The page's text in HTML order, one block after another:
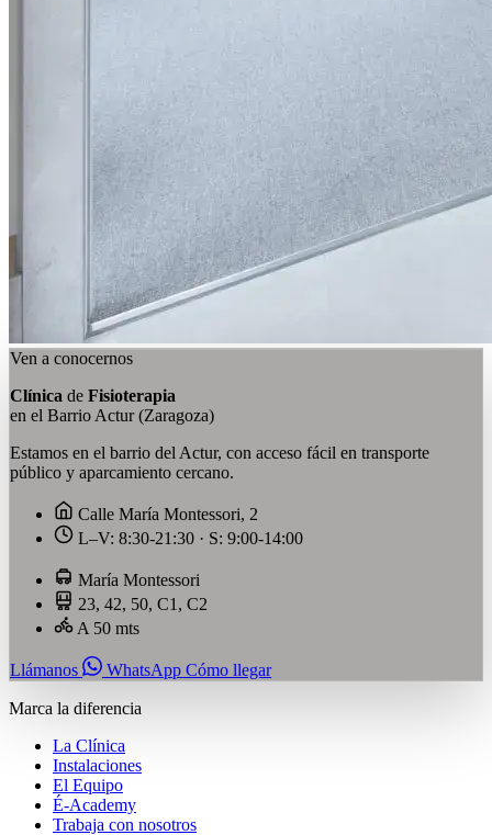
Ven a conocernos
Clínica de Fisioterapia
en el Barrio Actur (Zaragoza)
Estamos en el barrio del Actur, con acceso fácil en transporte
público y aparcamiento cercano.
Calle María Montessori, 2
L–V: 8:30-21:30 · S: 9:00-14:00
María Montessori
23, 42, 50, C1, C2
A 50 mts
Llámanos WhatsApp Cómo llegar
Marca la diferencia
La Clínica
Instalaciones
El Equipo
É-Academy
Trabaja con nosotros